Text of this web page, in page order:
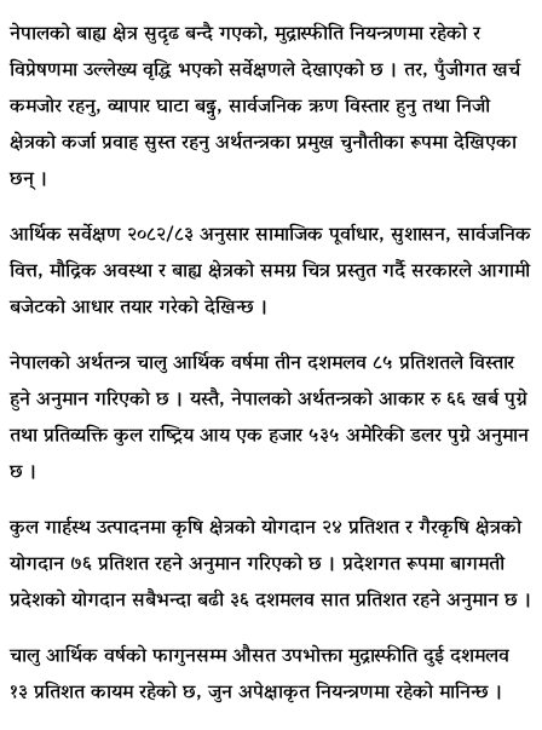
नेपालको बाह्य क्षेत्र सुदृढ बन्दै गएको, मुद्रास्फीति नियन्त्रणमा रहेको र
विप्रेषणमा उल्लेख्य वृद्धि भएको सर्वेक्षणले देखाएको छ । तर, पुँजीगत खर्च
कमजोर रहनु, व्यापार घाटा बढ्नु, सार्वजनिक ऋण विस्तार हुनु तथा निजी
क्षेत्रको कर्जा प्रवाह सुस्त रहनु अर्थतन्त्रका प्रमुख चुनौतीका रूपमा देखिएका
छन् ।
आर्थिक सर्वेक्षण २०८२/८३ अनुसार सामाजिक पूर्वाधार, सुशासन, सार्वजनिक
वित्त, मौद्रिक अवस्था र बाह्य क्षेत्रको समग्र चित्र प्रस्तुत गर्दै सरकारले आगामी
बजेटको आधार तयार गरेको देखिन्छ ।
नेपालको अर्थतन्त्र चालु आर्थिक वर्षमा तीन दशमलव ८५ प्रतिशतले विस्तार
हुने अनुमान गरिएको छ । यस्तै, नेपालको अर्थतन्त्रको आकार रु ६६ खर्ब पुग्ने
तथा प्रतिव्यक्ति कुल राष्ट्रिय आय एक हजार ५३५ अमेरिकी डलर पुग्ने अनुमान
छ ।
कुल गार्हस्थ उत्पादनमा कृषि क्षेत्रको योगदान २४ प्रतिशत र गैरकृषि क्षेत्रको
योगदान ७६ प्रतिशत रहने अनुमान गरिएको छ । प्रदेशगत रूपमा बागमती
प्रदेशको योगदान सबैभन्दा बढी ३६ दशमलव सात प्रतिशत रहने अनुमान छ ।
चालु आर्थिक वर्षको फागुनसम्म औसत उपभोक्ता मुद्रास्फीति दुई दशमलव
१३ प्रतिशत कायम रहेको छ, जुन अपेक्षाकृत नियन्त्रणमा रहेको मानिन्छ ।